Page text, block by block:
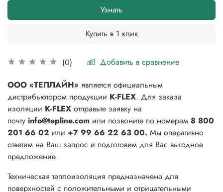
(0) Добавить в сравнение
Узнать
Купить в 1 клик
ООО «ТЕПЛАЙН» является официальным
дистрибьютором продукции K-FLEX. Для заказа
изоляции K-FLEX отправьте заявку на
почту info@tepline.com или позвоните по номерам 8 800
201 66 02 или +7 99 66 22 63 00. Мы оперативно
ответим на Ваш запрос и подготовим для Вас выгодное
предложение.
Техническая теплоизоляция предназначена для
поверхностей с положительными и отрицательными